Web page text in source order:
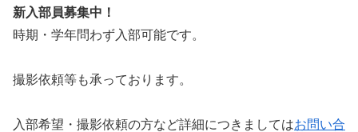
新入部員募集中！
時期・学年問わず入部可能です。
撮影依頼等も承っております。
入部希望・撮影依頼の方など詳細につきましてはお問い合